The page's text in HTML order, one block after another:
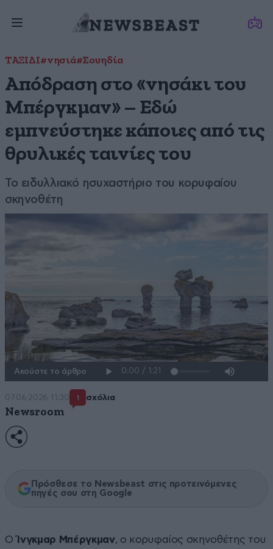
ΤΑΞΙΔΙ#νησιά#Σουηδία
Απόδραση στο «νησάκι του
Μπέργκμαν» – Εδώ
εμπνεύστηκε κάποιες από τις
θρυλικές ταινίες του
Το ειδυλλιακό ησυχαστήριο του κορυφαίου
σκηνοθέτη
Ακούστε το άρθρο
07·06·2026 11:30 1 σχόλια
Newsroom
Πρόσθεσε το Newsbeast στις προτεινόμενες
πηγές σου στη Google
Ο Ίνγκμαρ Μπέργκμαν, ο κορυφαίος σκηνοθέτης του